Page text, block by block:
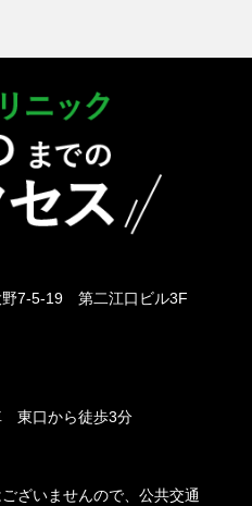
野7-5-19 第二江口ビル3F
東口から徒歩3分
ざいませんので、公共交通